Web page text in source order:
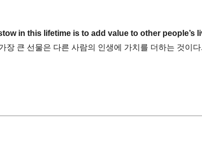
in this lifetime is to add value to other people’s
장 큰 선물은 다른 사람의 인생에 가치를 더하는 것이다.